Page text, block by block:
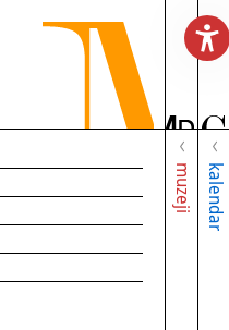
muzeji kalendar